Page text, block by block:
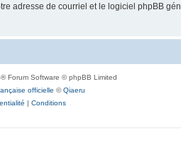
adresse de courriel et le logiciel phpBB
® Forum Software © phpBB Limited
officielle ©Qiaeru
| Conditions